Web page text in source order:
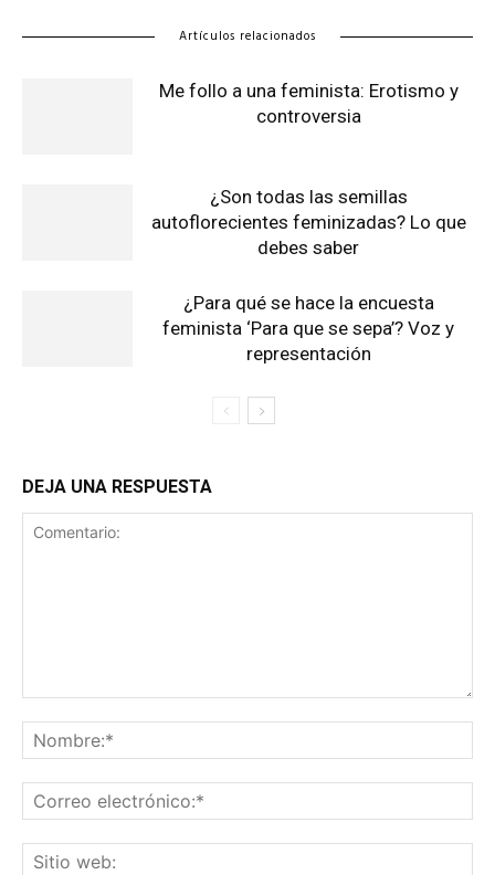
Artículos relacionados
Me follo a una feminista: Erotismo y
controversia
¿Son todas las semillas
autoflorecientes feminizadas? Lo que
debes saber
¿Para qué se hace la encuesta
feminista ‘Para que se sepa’? Voz y
representación
DEJA UNA RESPUESTA